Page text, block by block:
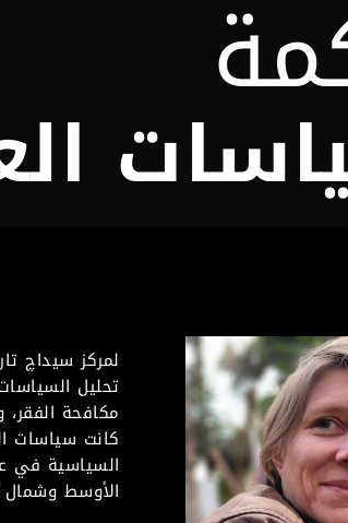
لمركز سيداچ
تحليل
مكافحة الفقر،
كانت سياسات
الأوسط وشمال